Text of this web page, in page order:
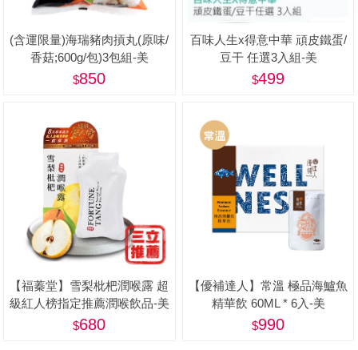
(含運限量)海瑞豬肉摃丸(原味/
香菇;600g/包)3包組-美
850
百味人生x得意中華 頑皮鐵蛋/
豆干 任選3入組-美
499
【福蓁堂】雪梨枇杷潤喉露 超
級紅人榜指定推薦潤喉飲品-美
680
【優補達人】常溫 極品海鱸魚
精華飲 60ML * 6入-美
990